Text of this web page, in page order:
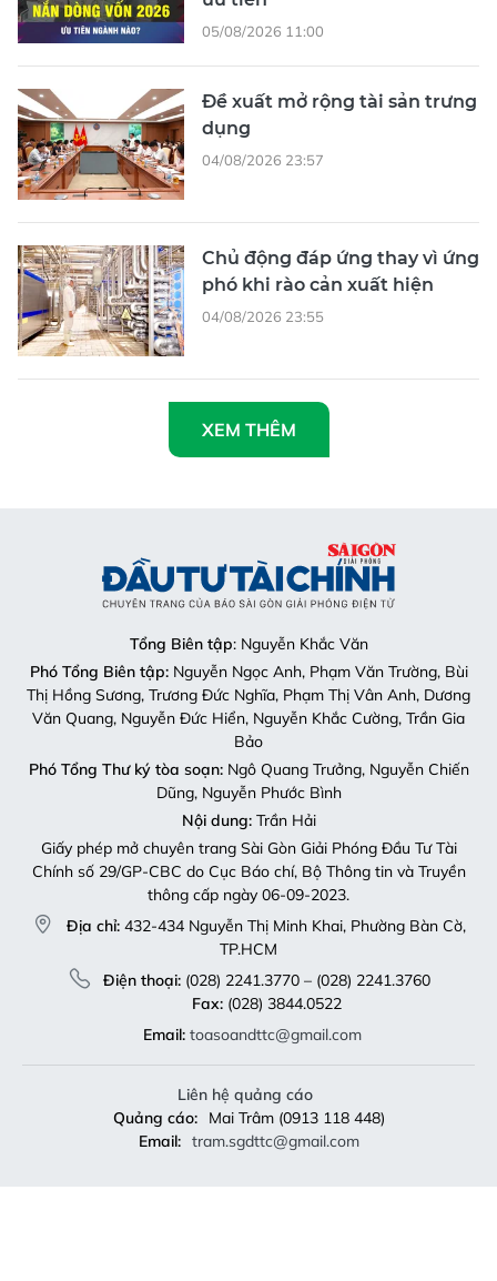
05/08/2026 11:00
Đề xuất mở rộng tài sản trưng
dụng
04/08/2026 23:57
Chủ động đáp ứng thay vì ứng
phó khi rào cản xuất hiện
04/08/2026 23:55
XEM THÊM
Tổng Biên tập: Nguyễn Khắc Văn
Phó Tổng Biên tập:Nguyễn Ngọc Anh, Phạm Văn Trường, Bùi
Thị Hồng Sương, Trương Đức Nghĩa, Phạm Thị Vân Anh, Dương
Văn Quang, Nguyễn Đức Hiển, Nguyễn Khắc Cường, Trần Gia
Bảo
Phó Tổng Thư ký tòa soạn:Ngô Quang Trưởng, Nguyễn Chiến
Dũng, Nguyễn Phước Bình
Nội dung:Trần Hải
Giấy phép mở chuyên trang Sài Gòn Giải Phóng Đầu Tư Tài
Chính số 29/GP-CBC do Cục Báo chí, Bộ Thông tin và Truyền
thông cấp ngày 06-09-2023.
Địa chỉ: 432-434 Nguyễn Thị Minh Khai, Phường Bàn Cờ,
TP.HCM
Điện thoại:(028) 2241.3770 – (028) 2241.3760
Fax:(028) 3844.0522
Email: toasoandttc@gmail.com
Liên hệ quảng cáo
Quảng cáo:
Mai Trâm (0913 118 448)
Email: tram.sgdttc@gmail.com